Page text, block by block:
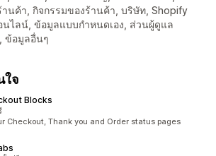
านค้า, กิจกรรมของร้านค้า, บริษัท, Shopify
นไลน์, ข้อมูลแบบกำหนดเอง, ส่วนผู้ดูแล
ข้อมูลอื่นๆ
ใจ
Blocks
Checkout, Thank you and Order status pages